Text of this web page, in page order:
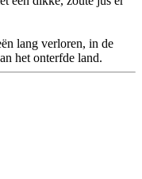
lang verloren, in de
het onterfde land.